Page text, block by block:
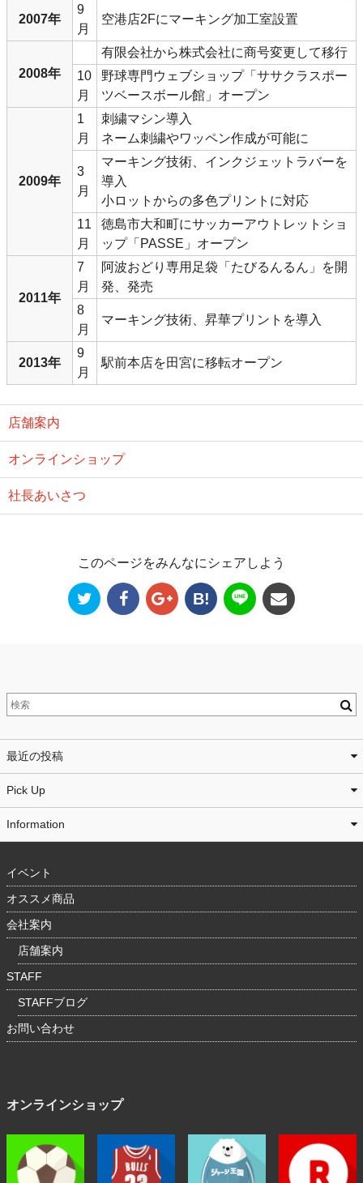
2007年
9
月
空港店2Fにマーキング加工室設置
2008年
有限会社から株式会社に商号変更して移行
10
月
野球専門ウェブショップ「ササクラスポー
ツベースボール館」オープン
2009年
1
月
刺繍マシン導入
ネーム刺繍やワッペン作成が可能に
3
月
マーキング技術、インクジェットラバーを
導入
小ロットからの多色プリントに対応
11
月
徳島市大和町にサッカーアウトレットショ
ップ「PASSE」オープン
2011年
7
月
阿波おどり専用足袋「たびるんるん」を開
発、発売
8
月
マーキング技術、昇華プリントを導入
2013年
9
月
駅前本店を田宮に移転オープン
店舗案内
オンラインショップ
社長あいさつ
このページをみんなにシェアしよう
B!
最近の投稿
Pick Up
Information
イベント
オススメ商品
会社案内
店舗案内
STAFF
STAFFブログ
お問い合わせ
オンラインショップ